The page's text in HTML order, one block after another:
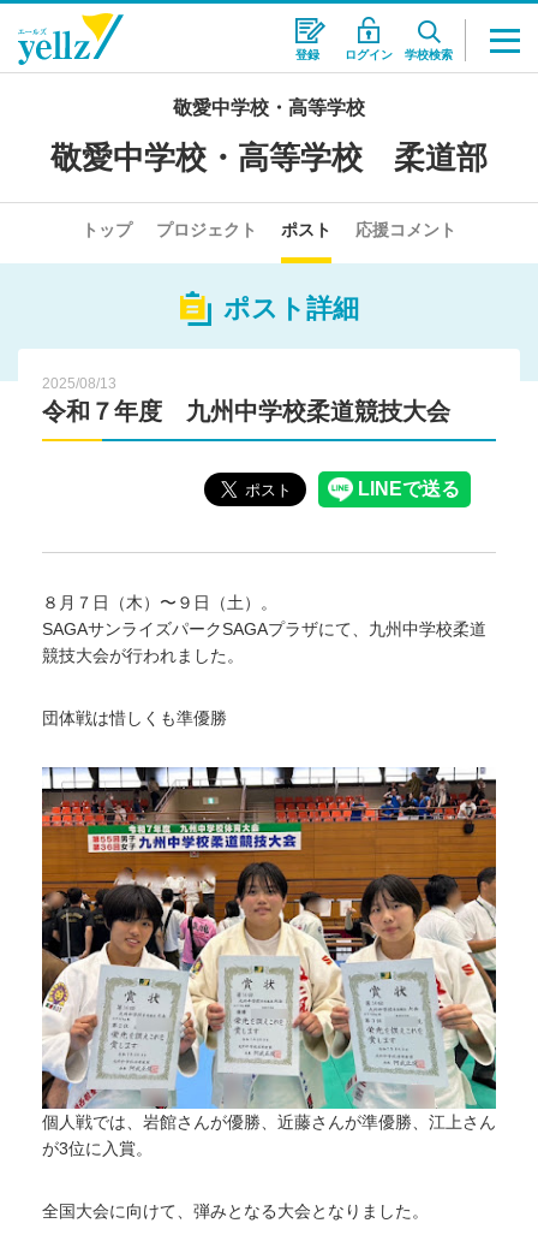
登録 ログイン 学校検索
敬愛中学校・高等学校
敬愛中学校・高等学校 柔道部
トップ プロジェクト ポスト 応援コメント
ポスト詳細
2025/08/13
令和７年度 九州中学校柔道競技大会
８月７日（木）〜９日（土）。
SAGAサンライズパークSAGAプラザにて、九州中学校柔道
競技大会が行われました。
団体戦は惜しくも準優勝
個人戦では、岩館さんが優勝、近藤さんが準優勝、江上さん
が3位に入賞。
全国大会に向けて、弾みとなる大会となりました。